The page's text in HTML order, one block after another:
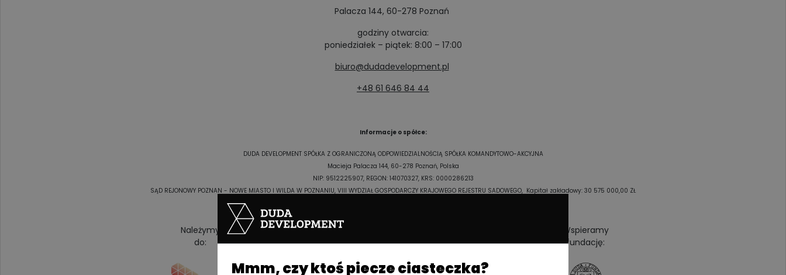
Mmm, czy ktoś piecze ciasteczka?
Palacza 144, 60-278 Poznań
godziny otwarcia:
poniedziałek – piątek: 8:00 – 17:00
biuro@dudadevelopment.pl
+48 61 646 84 44
Informacje o spółce:
DUDA DEVELOPMENT SPÓŁKA Z OGRANICZONĄ ODPOWIEDZIALNOŚCIĄ SPÓŁKA KOMANDYTOWO-AKCYJNA
Macieja Palacza 144, 60-278 Poznań, Polska
NIP: 9512225907, REGON: 141070327, KRS: 0000286213
SĄD REJONOWY POZNAN - NOWE MIASTO I WILDA W POZNANIU, VIII WYDZIAŁ GOSPODARCZY KRAJOWEGO REJESTRU SADOWEGO, Kapitał zakładowy: 30 575 000,00 ZŁ
Należymy
do:
Jesteśmy
członkiem:
Wspieramy
fundację: